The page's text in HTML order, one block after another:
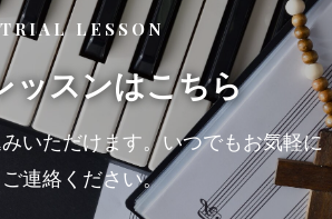
TRIAL LESSON
ッスンはこちら
いただけます。いつでもお気軽に
ご連絡ください。